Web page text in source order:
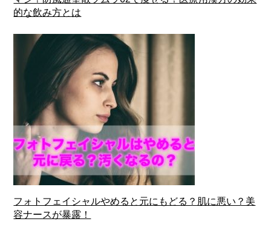
的な飲み方とは
フォトフェイシャルやめると元にもどる？肌に悪い？美
容ナースが暴露！